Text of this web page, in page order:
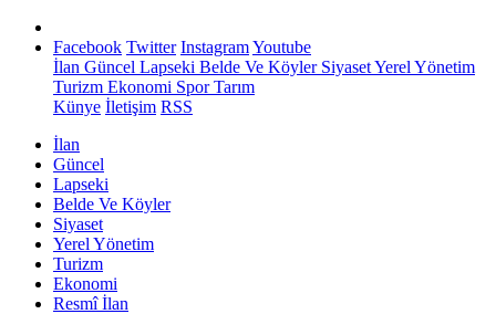
Facebook Twitter InstagramYoutube
İlan Güncel Lapseki Belde Ve KöylerSiyasetYerel Yönetim
Turizm Ekonomi SporTarım
Künye İletişim RSS
İlan
Güncel
Lapseki
Belde Ve Köyler
Siyaset
Yerel Yönetim
Turizm
Ekonomi
Resmî İlan